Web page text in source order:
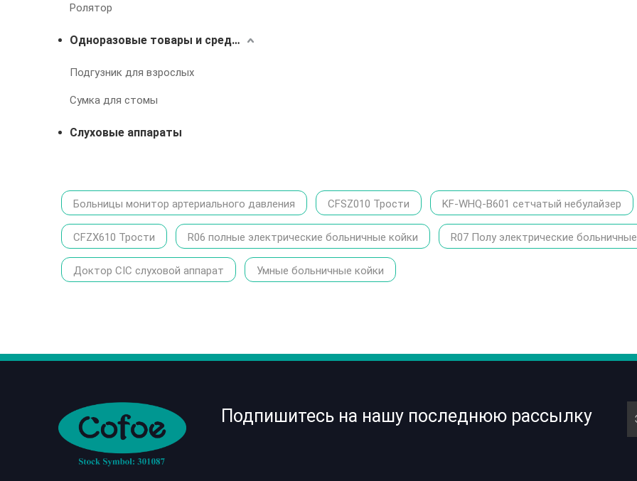
Ролятор
Одноразовые товары и средства для лечения недержания
Подгузник для взрослых
Сумка для стомы
Слуховые аппараты
Больницы монитор артериального давления CFSZ010 Трости KF-WHQ-B601 сетчатый небулайзер
CFZX610 Трости R06 полные электрические больничные койки R07 Полу электрические
Доктор CIC слуховой аппарат Умные больничные койки
Подпишитесь на нашу последнюю рассылку